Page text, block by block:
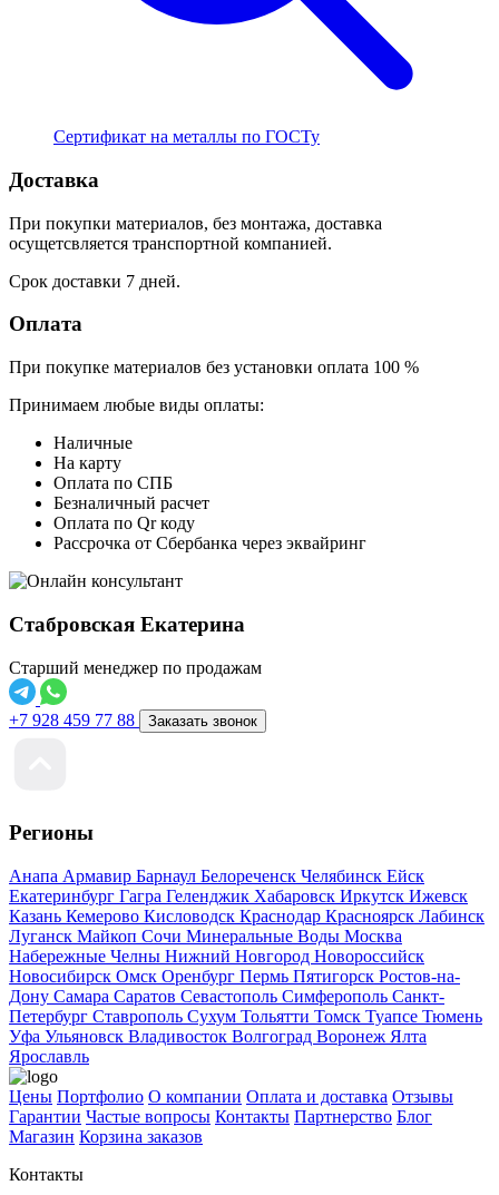
Сертификат на металлы по ГОСТу
Доставка
При покупки материалов, без монтажа, доставка
осущетсвляется транспортной компанией.
Срок доставки 7 дней.
Оплата
При покупке материалов без установки оплата 100 %
Принимаем любые виды оплаты:
Наличные
На карту
Оплата по СПБ
Безналичный расчет
Оплата по Qr коду
Рассрочка от Сбербанка через эквайринг
Стабровская Екатерина
Старший менеджер по продажам
+7 928 459 77 88 Заказать звонок
Регионы
Анапа Армавир Барнаул Белореченск Челябинск Ейск
Екатеринбург Гагра Геленджик Хабаровск Иркутск Ижевск
Казань Кемерово Кисловодск Краснодар Красноярск Лабинск
Луганск Майкоп Сочи Минеральные Воды Москва
Набережные Челны Нижний Новгород Новороссийск
Новосибирск Омск Оренбург Пермь Пятигорск Ростов-на-
Дону Самара Саратов Севастополь Симферополь Санкт-
Петербург Ставрополь Сухум Тольятти Томск Туапсе Тюмень
Уфа Ульяновск Владивосток Волгоград Воронеж Ялта
Ярославль
Цены Портфолио О компании Оплата и доставка Отзывы
Гарантии Частые вопросы Контакты Партнерство Блог
Магазин Корзина заказов
Контакты